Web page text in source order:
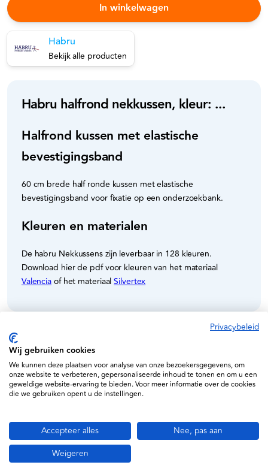
In winkelwagen
Habru
Bekijk alle producten
Habru halfrond nekkussen, kleur: ...
Halfrond kussen met elastische
bevestigingsband
60 cm brede half ronde kussen met elastische
bevestigingsband voor fixatie op een onderzoekbank.
Kleuren en materialen
De habru Nekkussens zijn leverbaar in 128 kleuren.
Download hier de pdf voor kleuren van het materiaal
Valenciaof het materiaalSilvertex
Specificaties
Habru
Privacybeleid
Wij gebruiken cookies
We kunnen deze plaatsen voor analyse van onze bezoekersgegevens, om
onze website te verbeteren, gepersonaliseerde inhoud te tonen en om u een
geweldige website-ervaring te bieden. Voor meer informatie over de cookies
die we gebruiken opent u de instellingen.
Accepteer alles
Nee, pas aan
Weigeren